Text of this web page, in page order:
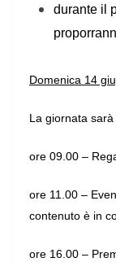
durante il
Domenica 14
La giornata
ore 09.00 –
ore 11.00 –
contenuto è in
ore 16.00 –